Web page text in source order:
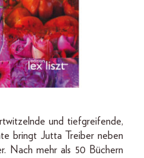
und tiefgreifende,
bringt Jutta Treiber neben
Nach mehr als 50 Büchern